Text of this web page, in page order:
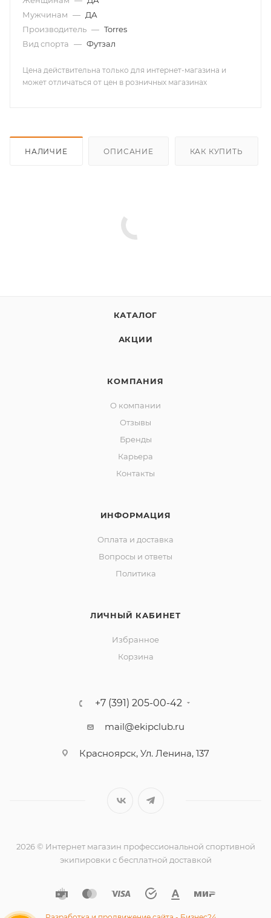
Мужчинам — ДА
Производитель — Torres
Вид спорта — Футзал
Цена действительна только для интернет-магазина и
может отличаться от цен в розничных магазинах
НАЛИЧИЕ ОПИСАНИЕ КАК КУПИТЬ
КАТАЛОГ
АКЦИИ
КОМПАНИЯ
О компании
Отзывы
Бренды
Карьера
Контакты
ИНФОРМАЦИЯ
Оплата и доставка
Вопросы и ответы
Политика
ЛИЧНЫЙ КАБИНЕТ
Избранное
Корзина
+7 (391) 205-00-42
mail@ekipclub.ru
Красноярск, Ул. Ленина, 137
2026 © Интернет магазин профессиональной спортивной
экипировки с бесплатной доставкой